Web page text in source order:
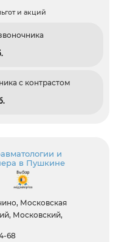
и акций
с контрастом
и
в Пушкине
Московская
Московский,
68